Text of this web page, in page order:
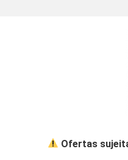
Ofertas